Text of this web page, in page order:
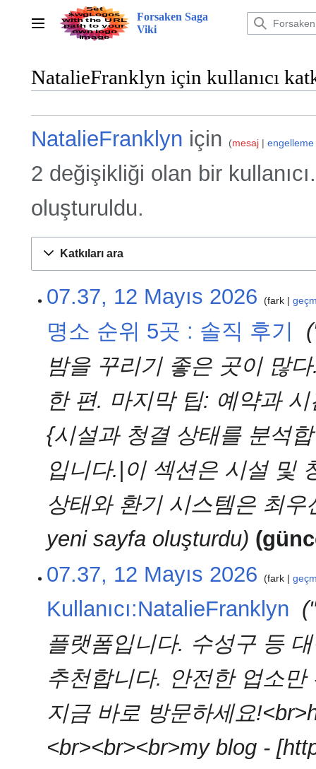
Ana menü
Forsaken Saga
Viki
NatalieFranklyn için kullanıcı
NatalieFranklyn için mesaj
2 değişikliği olan bir
oluşturuldu.
Katkıları ara
Mayıs
2026
07.37, 12 Mayıs 2026 fark
명소 순위 5곳 : 솔직 후기
밤을 꾸리기 좋은 곳이 많
한 편. 마지막 팁: 예약과
{시설과 청결 상태를 분석
입니다.|이 섹션은 시설 및
상태와 환기 시스템은 최
yeni sayfa oluşturdu
07.37, 12 Mayıs 2026
fark
Kullanıcı:NatalieFranklyn
플랫폼입니다. 수성구 등
추천합니다. 안전한 업소
지금 바로 방문하세요
<br><br><br>my blog -